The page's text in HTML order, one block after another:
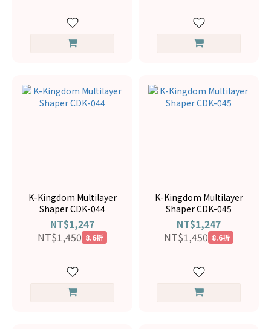
K-Kingdom Multilayer
Shaper CDK-044
NT$1,247
NT$1,450 8.6折
K-Kingdom Multilayer
Shaper CDK-045
NT$1,247
NT$1,450 8.6折